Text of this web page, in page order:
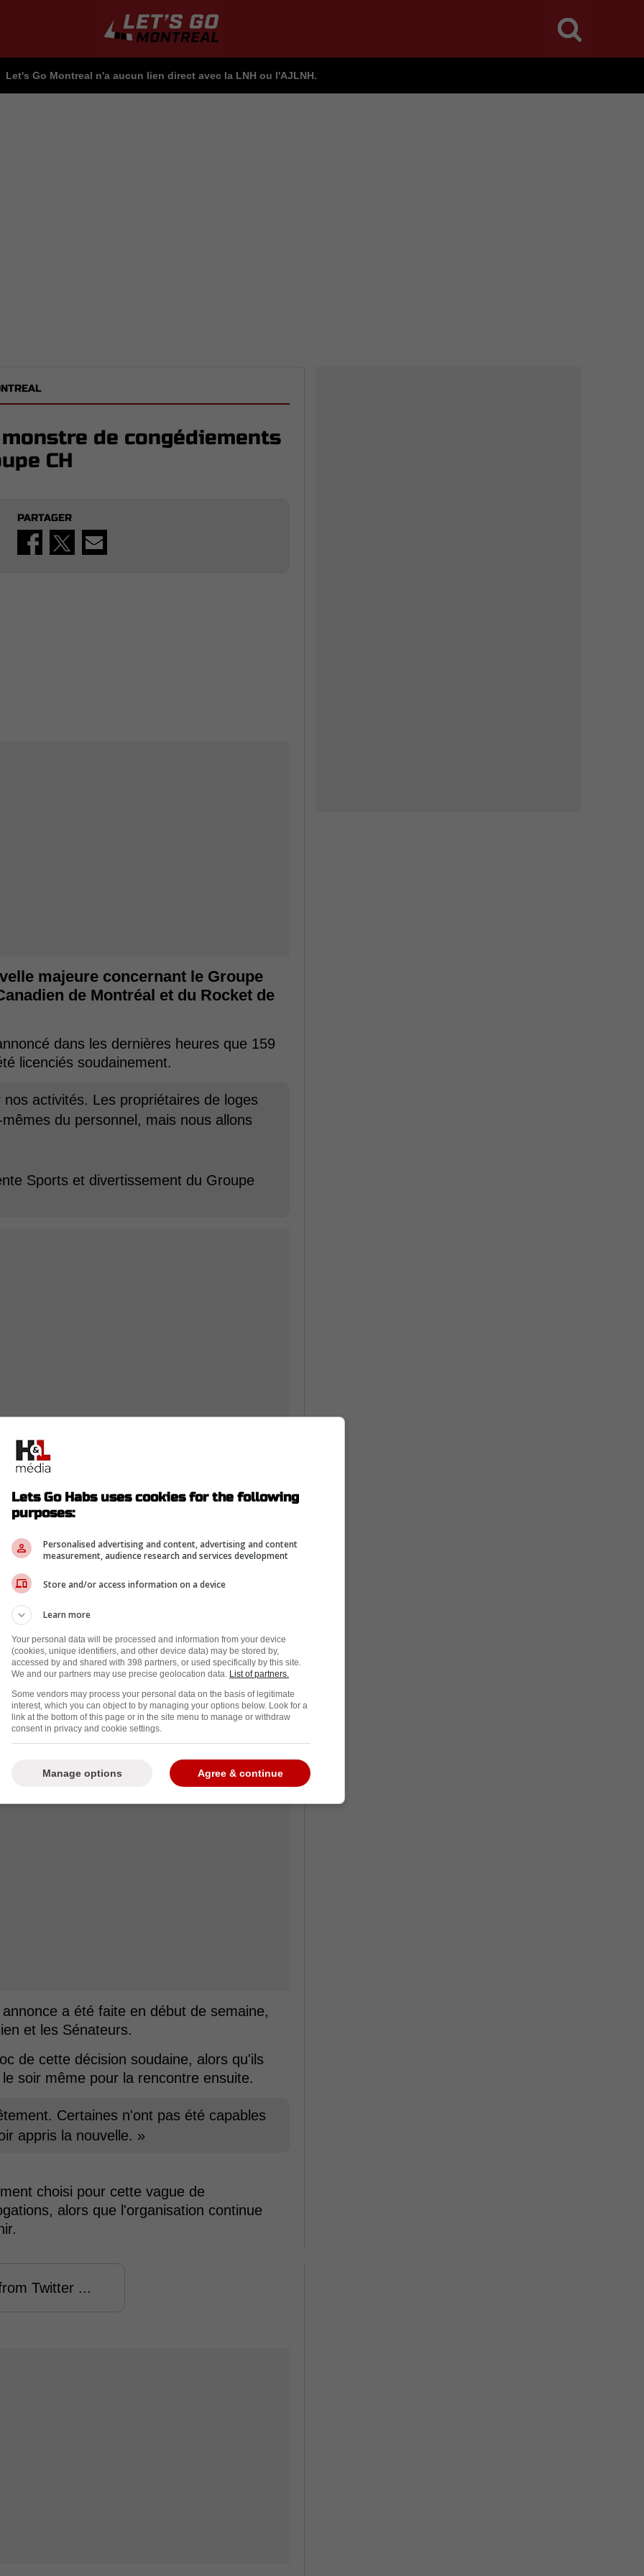
Let's Go Montreal n'a aucun lien direct avec la LNH ou l'AJLNH.
de congédiements
CH
PARTAGER
majeure concernant le Groupe
de Montréal et du Rocket de
dans les dernières heures que 159
licenciés soudainement.
activités. Les propriétaires de loges
du personnel, mais nous allons
Sports et divertissement du Groupe
CH fait grandement réagir, surtout que ces
partiel, n'ont pas vu leur contrat être
convention collective était en cours.
notre groupe. On était en pleine
de laisser une agence au privé
une nouvelle convention avec nous.
de personnes au Centre Bell et à la
une partie de son personnel, ce qui a
travailleurs.
a été faite en début de semaine,
et les Sénateurs.
de cette décision soudaine, alors qu'ils
soir même pour la rencontre ensuite.
Certaines n'ont pas été capables
appris la nouvelle. »
choisi pour cette vague de
alors que l'organisation continue
Twitter ...
Lets Go Habs uses cookies for the following
purposes:
Personalised advertising and content, advertising and content
measurement, audience research and services development
Store and/or access information on a device
Learn more
Your personal data will be processed and information from your device
(cookies, unique identifiers, and other device data) may be stored by,
accessed by and shared with 398 partners, or used specifically by this site.
We and our partners may use precise geolocation data. List of partners.
Some vendors may process your personal data on the basis of legitimate
interest, which you can object to by managing your options below. Look for a
link at the bottom of this page or in the site menu to manage or withdraw
consent in privacy and cookie settings.
Agree & continue
Manage options